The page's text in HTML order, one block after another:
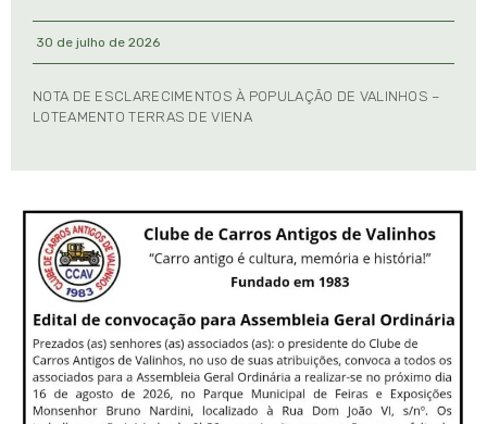
30 de julho de 2026
NOTA DE ESCLARECIMENTOS À POPULAÇÃO DE VALINHOS –
LOTEAMENTO TERRAS DE VIENA